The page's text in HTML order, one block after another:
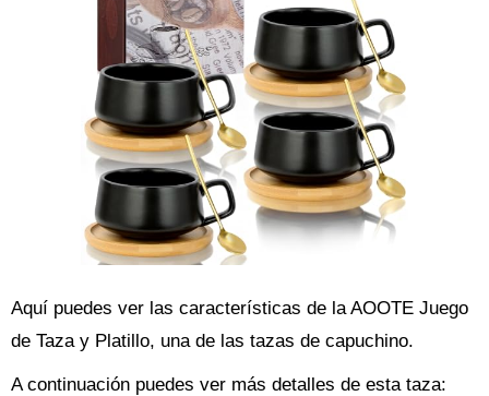
Aquí puedes ver las características de la AOOTE Juego
de Taza y Platillo, una de las tazas de capuchino.
A continuación puedes ver más detalles de esta taza: